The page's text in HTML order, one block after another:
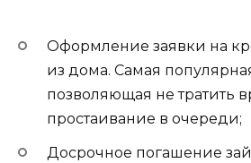
Оформление заявки на
из дома. Самая
позволяющая не тратить
простаивание в очереди;
Досрочное погашение